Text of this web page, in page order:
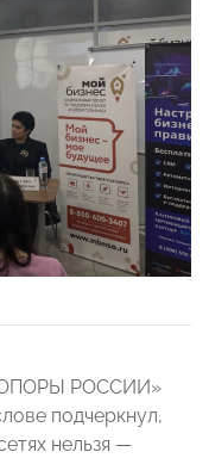
РОССИИ»
подчеркнул,
нельзя —